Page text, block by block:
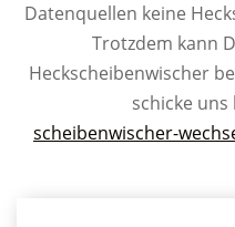
Datenquellen keine
Trotzdem kann
Heckscheibenwischer
schicke
scheibenwischer-